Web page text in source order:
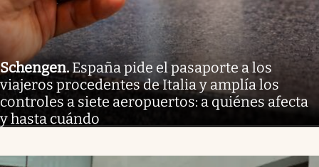
Schengen. España pide el pasaporte a los
viajeros procedentes de Italia y amplía los
controles a siete aeropuertos: a quiénes afecta
y hasta cuándo